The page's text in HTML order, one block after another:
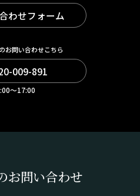
わせフォーム
お問い合わせこちら
009-891
～17:00
お問い合わせ